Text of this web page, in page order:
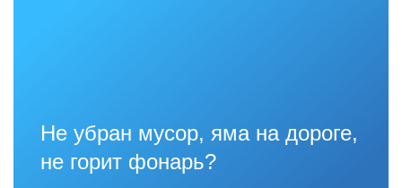
Не убран мусор, яма на дороге,
не горит фонарь?